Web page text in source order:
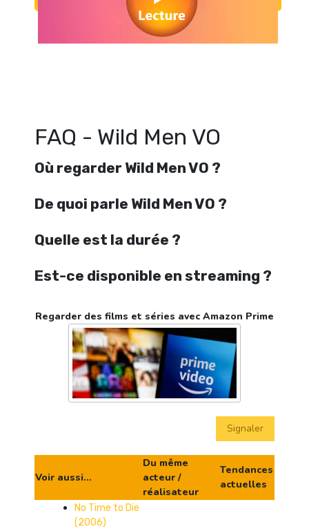
FAQ - Wild Men VO
Où regarder Wild Men VO ?
De quoi parle Wild Men VO ?
Quelle est la durée ?
Est-ce disponible en streaming ?
Regarder des films et séries avec Amazon Prime
Signaler
Voir aussi...
Du même
acteur /
réalisateur
Tendances
actuelles
No Time to Die
(2006)